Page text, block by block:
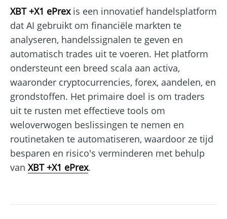
XBT +X1 ePrexis een innovatief handelsplatform
dat AI gebruikt om financiële markten te
analyseren, handelssignalen te geven en
automatisch trades uit te voeren. Het platform
ondersteunt een breed scala aan activa,
waaronder cryptocurrencies, forex, aandelen, en
grondstoffen. Het primaire doel is om traders
uit te rusten met effectieve tools om
weloverwogen beslissingen te nemen en
routinetaken te automatiseren, waardoor ze tijd
besparen en risico's verminderen met behulp
van XBT +X1 ePrex.